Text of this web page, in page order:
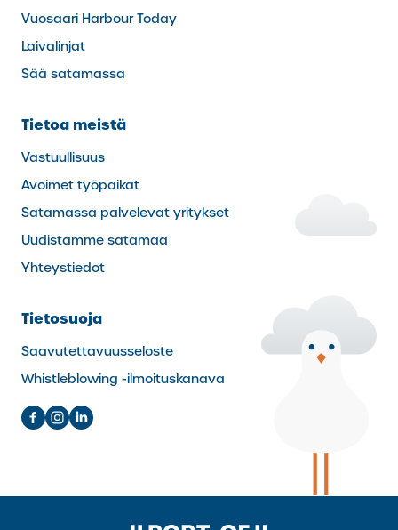
Vuosaari Harbour Today
Laivalinjat
Sää satamassa
Tietoa meistä
Vastuullisuus
Avoimet työpaikat
Satamassa palvelevat yritykset
Uudistamme satamaa
Yhteystiedot
Tietosuoja
Saavutettavuusseloste
Whistleblowing -ilmoituskanava